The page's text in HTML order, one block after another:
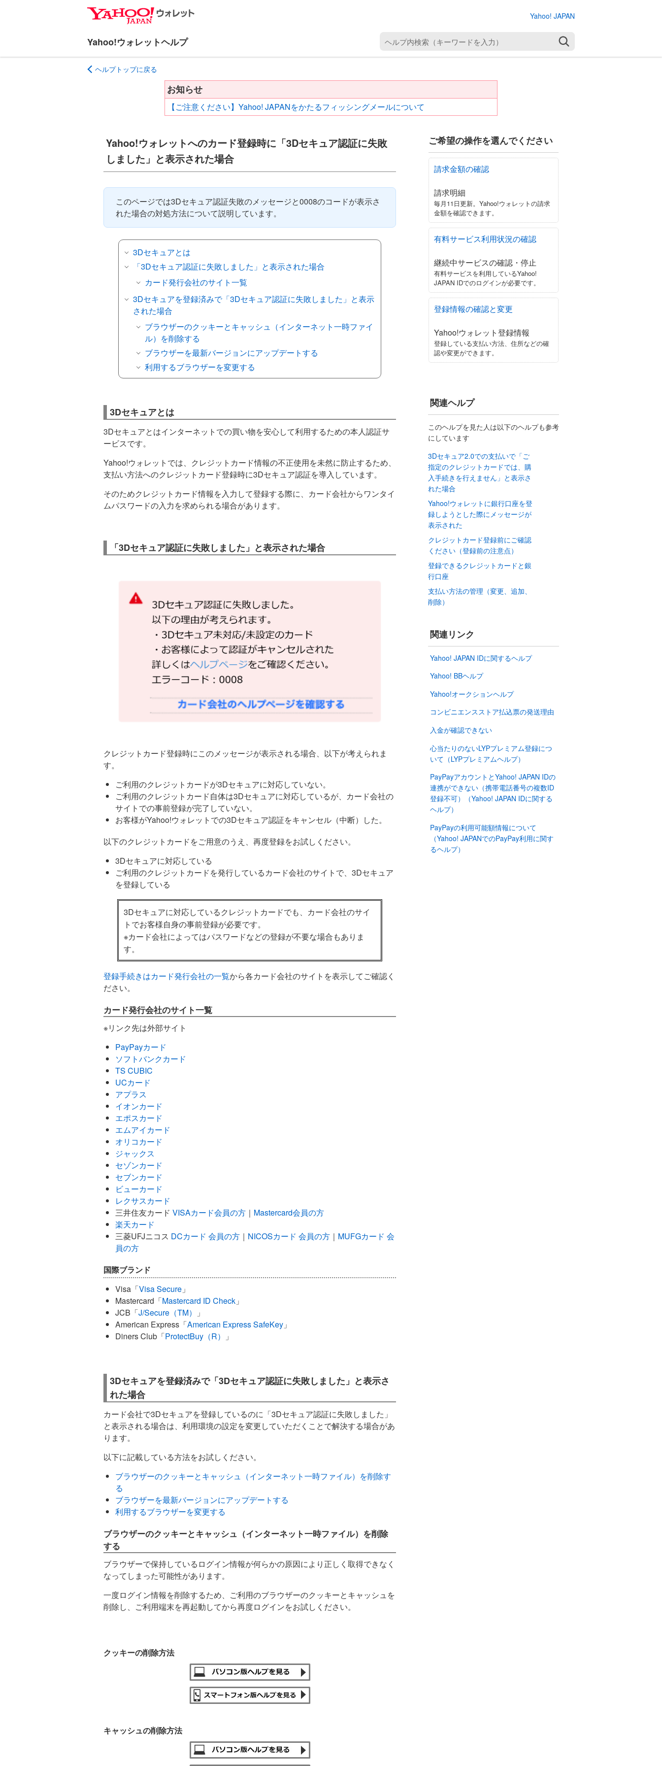
シ
ン
Yahoo! JAPAN
プ
検
索
（
ワ
入
ヘルプトップに戻る
お知らせ
【ご注意ください】Yahoo! JAPANをかたるフィッシングメールについて
Yahoo!ウォレットへのカード登録時に「3Dセキュア認証に失敗
しました」と表示された場合
このページでは3Dセキュア認証失敗のメッセージと0008のコードが表示さ
れた場合の対処方法について説明しています。
3Dセキュアとは
「3Dセキュア認証に失敗しました」と表示された場合
カード発行会社のサイト一覧
3Dセキュアを登録済みで「3Dセキュア認証に失敗しました」と表示
された場合
ブラウザーのクッキーとキャッシュ（インターネット一時ファイ
ル）を削除する
ブラウザーを最新バージョンにアップデートする
利用するブラウザーを変更する
3Dセキュアとは
3Dセキュアとはインターネットでの買い物を安心して利用するための本人認証サ
ービスです。
Yahoo!ウォレットでは、クレジットカード情報の不正使用を未然に防止するため、
支払い方法へのクレジットカード登録時に3Dセキュア認証を導入しています。
そのためクレジットカード情報を入力して登録する際に、カード会社からワンタイ
ムパスワードの入力を求められる場合があります。
「3Dセキュア認証に失敗しました」と表示された場合
クレジットカード登録時にこのメッセージが表示される場合、以下が考えられま
す。
ご利用のクレジットカードが3Dセキュアに対応していない。
ご利用のクレジットカード自体は3Dセキュアに対応しているが、カード会社の
サイトでの事前登録が完了していない。
お客様がYahoo!ウォレットでの3Dセキュア認証をキャンセル（中断）した。
以下のクレジットカードをご用意のうえ、再度登録をお試しください。
3Dセキュアに対応している
ご利用のクレジットカードを発行しているカード会社のサイトで、3Dセキュア
を登録している
3Dセキュアに対応しているクレジットカードでも、カード会社のサイ
トでお客様自身の事前登録が必要です。
※カード会社によってはパスワードなどの登録が不要な場合もありま
す。
登録手続きはカード発行会社の一覧から各カード会社のサイトを表示してご確認く
ださい。
カード発行会社のサイト一覧
※リンク先は外部サイト
PayPayカード
ソフトバンクカード
TS CUBIC
UCカード
アプラス
イオンカード
エポスカード
エムアイカード
オリコカード
ジャックス
セゾンカード
セブンカード
ビューカード
レクサスカード
三井住友カード VISAカード会員の方 ｜ Mastercard会員の方
楽天カード
三菱UFJニコス DCカード 会員の方 ｜ NICOSカード 会員の方 ｜ MUFGカード 会
員の方
国際ブランド
Visa「Visa Secure 」
Mastercard「Mastercard ID Check 」
JCB「J/Secure（TM）
」
American Express「American Express SafeKey 」
Diners Club「ProtectBuy（R） 」
3Dセキュアを登録済みで「3Dセキュア認証に失敗しました」と表示さ
れた場合
カード会社で3Dセキュアを登録しているのに「3Dセキュア認証に失敗しました」
と表示される場合は、利用環境の設定を変更していただくことで解決する場合があ
ります。
以下に記載している方法をお試しください。
ブラウザーのクッキーとキャッシュ（インターネット一時ファイル）を削除す
る
ブラウザーを最新バージョンにアップデートする
利用するブラウザーを変更する
ブラウザーのクッキーとキャッシュ（インターネット一時ファイル）を削除
する
ブラウザーで保持しているログイン情報が何らかの原因により正しく取得できなく
なってしまった可能性があります。
一度ログイン情報を削除するため、ご利用のブラウザーのクッキーとキャッシュを
削除し、ご利用端末を再起動してから再度ログインをお試しください。
クッキーの削除方法
キャッシュの削除方法
ご希望の操作を選んでください
請求金額の確認
請求明細
毎月11日更新。Yahoo!ウォレットの請求
金額を確認できます。
有料サービス利用状況の確認
継続中サービスの確認・停止
有料サービスを利用しているYahoo!
JAPAN IDでのログインが必要です。
登録情報の確認と変更
Yahoo!ウォレット登録情報
登録している支払い方法、住所などの確
認や変更ができます。
関連ヘルプ
このヘルプを見た人は以下のヘルプも参考
にしています
3Dセキュア2.0での支払いで「ご
指定のクレジットカードでは、購
入手続きを行えません」と表示さ
れた場合
Yahoo!ウォレットに銀行口座を登
録しようとした際にメッセージが
表示された
クレジットカード登録前にご確認
ください（登録前の注意点）
登録できるクレジットカードと銀
行口座
支払い方法の管理（変更、追加、
削除）
関連リンク
Yahoo! JAPAN IDに関するヘルプ
Yahoo! BBヘルプ
Yahoo!オークションヘルプ
コンビニエンスストア払込票の発送理由
入金が確認できない
心当たりのないLYPプレミアム登録につ
いて（LYPプレミアムヘルプ）
PayPayアカウントとYahoo! JAPAN IDの
連携ができない（携帯電話番号の複数ID
登録不可）（Yahoo! JAPAN IDに関する
ヘルプ）
PayPayの利用可能額情報について
（Yahoo! JAPANでのPayPay利用に関す
るヘルプ）